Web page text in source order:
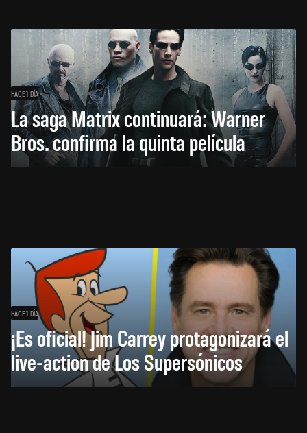
HACE 1 DÍA
La saga Matrix continuará: Warner
Bros. confirma la quinta película
HACE 1 DÍA
¡Es oficial! Jim Carrey protagonizará el
live-action de Los Supersónicos